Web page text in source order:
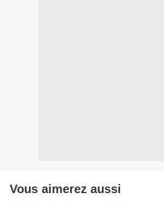
Vous aimerez aussi